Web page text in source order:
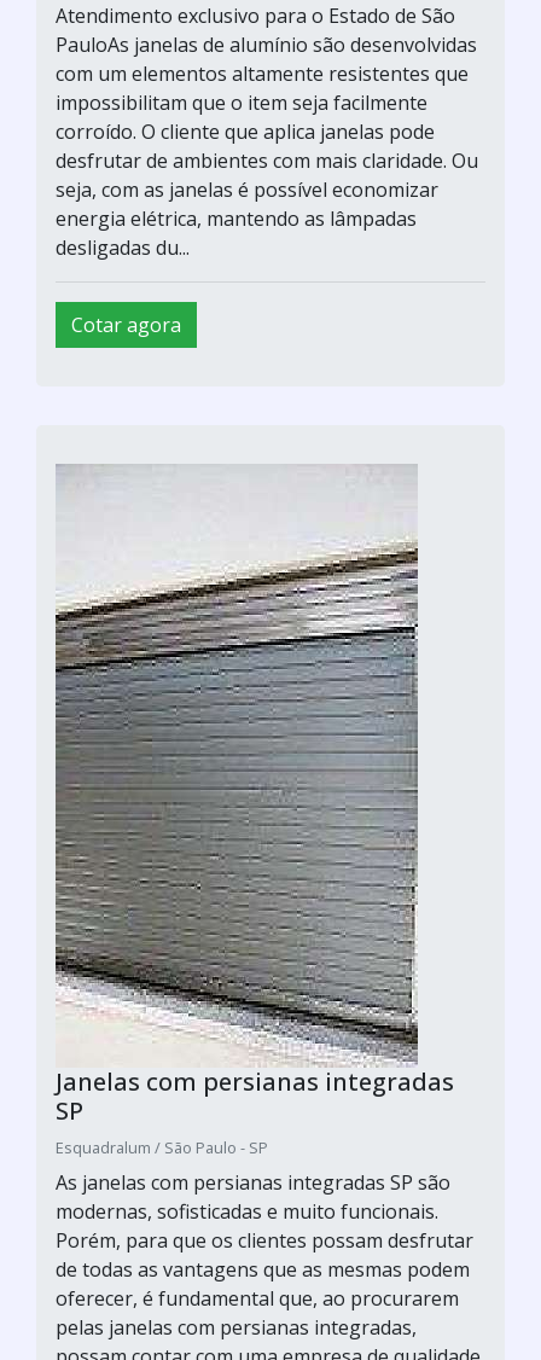
Atendimento exclusivo para o Estado de São
PauloAs janelas de alumínio são desenvolvidas
com um elementos altamente resistentes que
impossibilitam que o item seja facilmente
corroído. O cliente que aplica janelas pode
desfrutar de ambientes com mais claridade. Ou
seja, com as janelas é possível economizar
energia elétrica, mantendo as lâmpadas
desligadas du...
Cotar agora
Janelas com persianas integradas
SP
Esquadralum / São Paulo - SP
As janelas com persianas integradas SP são
modernas, sofisticadas e muito funcionais.
Porém, para que os clientes possam desfrutar
de todas as vantagens que as mesmas podem
oferecer, é fundamental que, ao procurarem
pelas janelas com persianas integradas,